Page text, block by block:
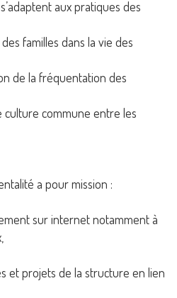
aux pratiques des
familles dans la vie des
de la fréquentation des
culture commune entre les
a pour mission :
sur internet notamment à
et projets de la structure en lien